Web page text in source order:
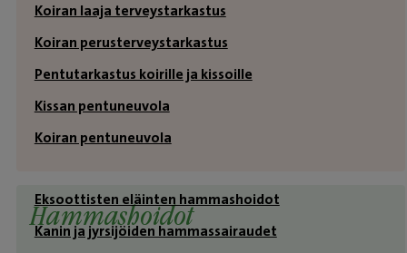
Koiran laaja terveystarkastus
Koiran perusterveystarkastus
Pentutarkastus koirille ja kissoille
Kissan pentuneuvola
Koiran pentuneuvola
Hammashoidot
Eksoottisten eläinten hammashoidot
Kanin ja jyrsijöiden hammassairaudet